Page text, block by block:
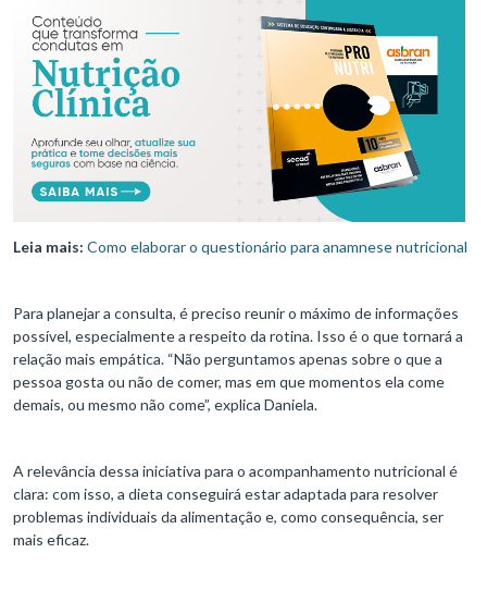
Leia mais: Como elaborar o questionário para anamnese nutricional
Para planejar a consulta, é preciso reunir o máximo de informações
possível, especialmente a respeito da rotina. Isso é o que tornará a
relação mais empática. “Não perguntamos apenas sobre o que a
pessoa gosta ou não de comer, mas em que momentos ela come
demais, ou mesmo não come”, explica Daniela.
A relevância dessa iniciativa para o acompanhamento nutricional é
clara: com isso, a dieta conseguirá estar adaptada para resolver
problemas individuais da alimentação e, como consequência, ser
mais eficaz.